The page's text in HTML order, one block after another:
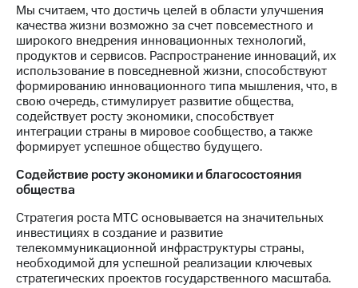
Мы считаем, что достичь целей в области улучшения
качества жизни возможно за счет повсеместного и
широкого внедрения инновационных технологий,
продуктов и сервисов. Распространение инноваций, их
использование в повседневной жизни, способствуют
формированию инновационного типа мышления, что, в
свою очередь, стимулирует развитие общества,
содействует росту экономики, способствует
интеграции страны в мировое сообщество, а также
формирует успешное общество будущего.
Содействие росту экономики и благосостояния
общества
Стратегия роста МТС основывается на значительных
инвестициях в создание и развитие
телекоммуникационной инфраструктуры страны,
необходимой для успешной реализации ключевых
стратегических проектов государственного масштаба.